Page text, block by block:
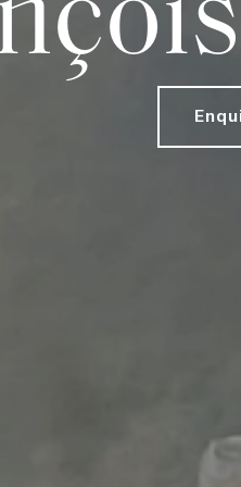
Enqui